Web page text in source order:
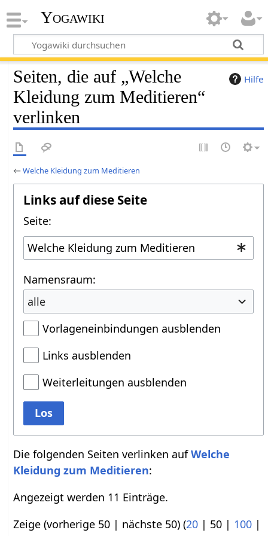
Yogawiki
Hilfe
Seiten, die auf „Welche
Kleidung zum Meditieren“
verlinken
←Welche Kleidung zum Meditieren
Links auf diese Seite
Seite:
Namensraum:
alle
Vorlageneinbindungen ausblenden
Links ausblenden
Weiterleitungen ausblenden
Los
Die folgenden Seiten verlinken aufWelche
Kleidung zum Meditieren:
Angezeigt werden 11 Einträge.
Zeige (vorherige 50 | nächste 50) (20 | 50 | 100 |